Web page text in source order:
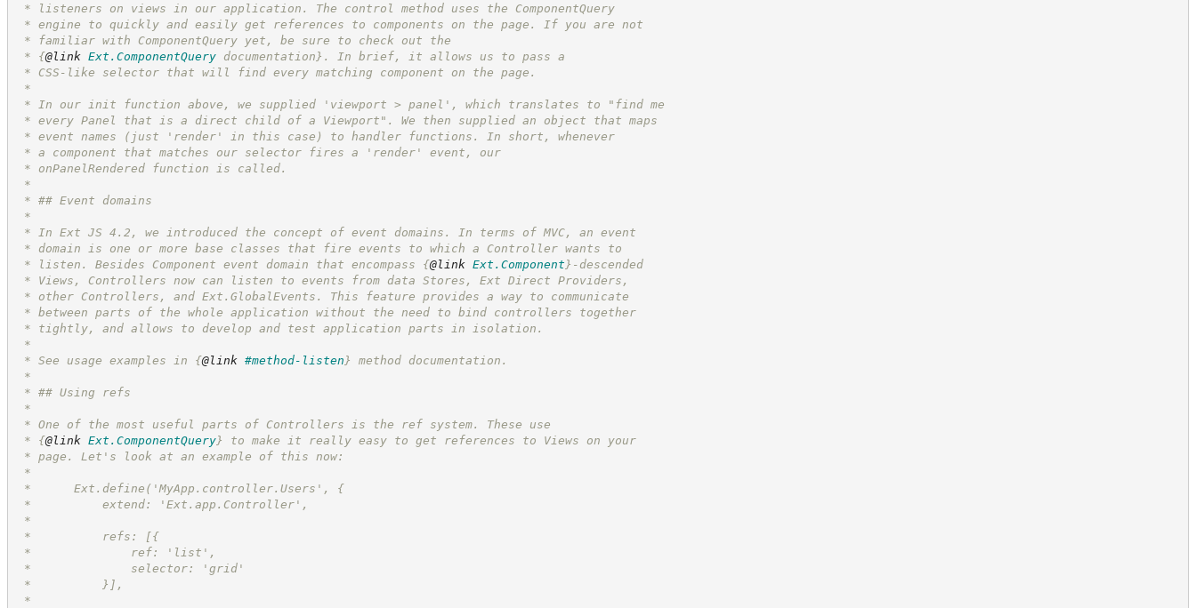
* listeners on views in our application. The control method uses the ComponentQuery
* engine to quickly and easily get references to components on the page. If you are not
* familiar with ComponentQuery yet, be sure to check out the
* {@link Ext.ComponentQuery documentation} . In brief, it allows us to pass a
* CSS-like selector that will find every matching component on the page.
*
* In our init function above, we supplied 'viewport > panel', which translates to "find me
* every Panel that is a direct child of a Viewport". We then supplied an object that maps
* event names (just 'render' in this case) to handler functions. In short, whenever
* a component that matches our selector fires a 'render' event, our
* onPanelRendered function is called.
*
* ## Event domains
*
* In Ext JS 4.2, we introduced the concept of event domains. In terms of MVC, an event
* domain is one or more base classes that fire events to which a Controller wants to
* listen. Besides Component event domain that encompass {@link Ext.Component } -descended
* Views, Controllers now can listen to events from data Stores, Ext Direct Providers,
* other Controllers, and Ext.GlobalEvents. This feature provides a way to communicate
* between parts of the whole application without the need to bind controllers together
* tightly, and allows to develop and test application parts in isolation.
*
* See usage examples in {@link #method-listen } method documentation.
*
* ## Using refs
*
* One of the most useful parts of Controllers is the ref system. These use
* {@link Ext.ComponentQuery} to make it really easy to get references to Views on your
* page. Let's look at an example of this now:
*
*      Ext.define('MyApp.controller.Users', {
*          extend: 'Ext.app.Controller',
*
*          refs: [{
*              ref: 'list',
*              selector: 'grid'
*          }],
*